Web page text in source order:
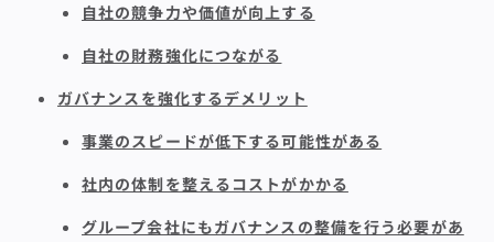
自社の競争力や価値が向上する
自社の財務強化につながる
ガバナンスを強化するデメリット
事業のスピードが低下する可能性がある
社内の体制を整えるコストがかかる
グループ会社にもガバナンスの整備を行う必要があ